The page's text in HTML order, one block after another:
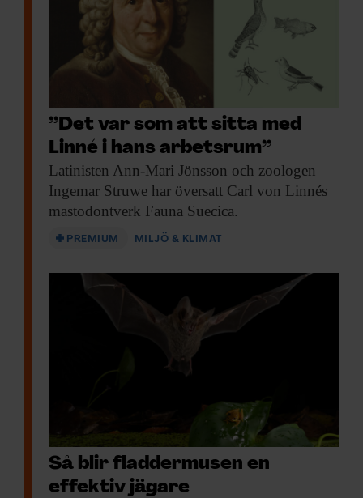
”Det var som att sitta med
Linné i hans arbetsrum”
Latinisten Ann-Mari Jönsson och zoologen
Ingemar Struwe har översatt Carl von Linnés
mastodontverk Fauna Suecica.
PREMIUM MILJÖ & KLIMAT
Så blir fladdermusen en
effektiv jägare